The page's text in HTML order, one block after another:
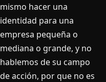
mismo hacer una
identidad para una
empresa pequeña o
mediana o grande, y no
hablemos de su campo
de acción, por que no es